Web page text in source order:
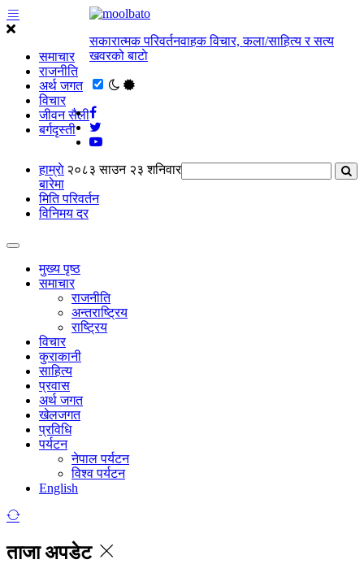
समाचार
राजनीति
अर्थ जगत
विचार
जीवन सैली
बर्गदृस्ती
सकारात्मक परिवर्तनवाहक विचार, कला/साहित्य र सत्य
खवरको बाटाे
२०८३ साउन २३ शनिवार
हाम्राे
बारेमा
मिति परिवर्तन
विनिमय दर
मुख्य पृष्ठ
समाचार
राजनीति
अन्तराष्ट्रिय
राष्ट्रिय
विचार
कुराकानी
साहित्य
प्रवास
अर्थ जगत
खेलजगत
प्रविधि
पर्यटन
नेपाल पर्यटन
विश्व पर्यटन
English
ताजा अपडेट